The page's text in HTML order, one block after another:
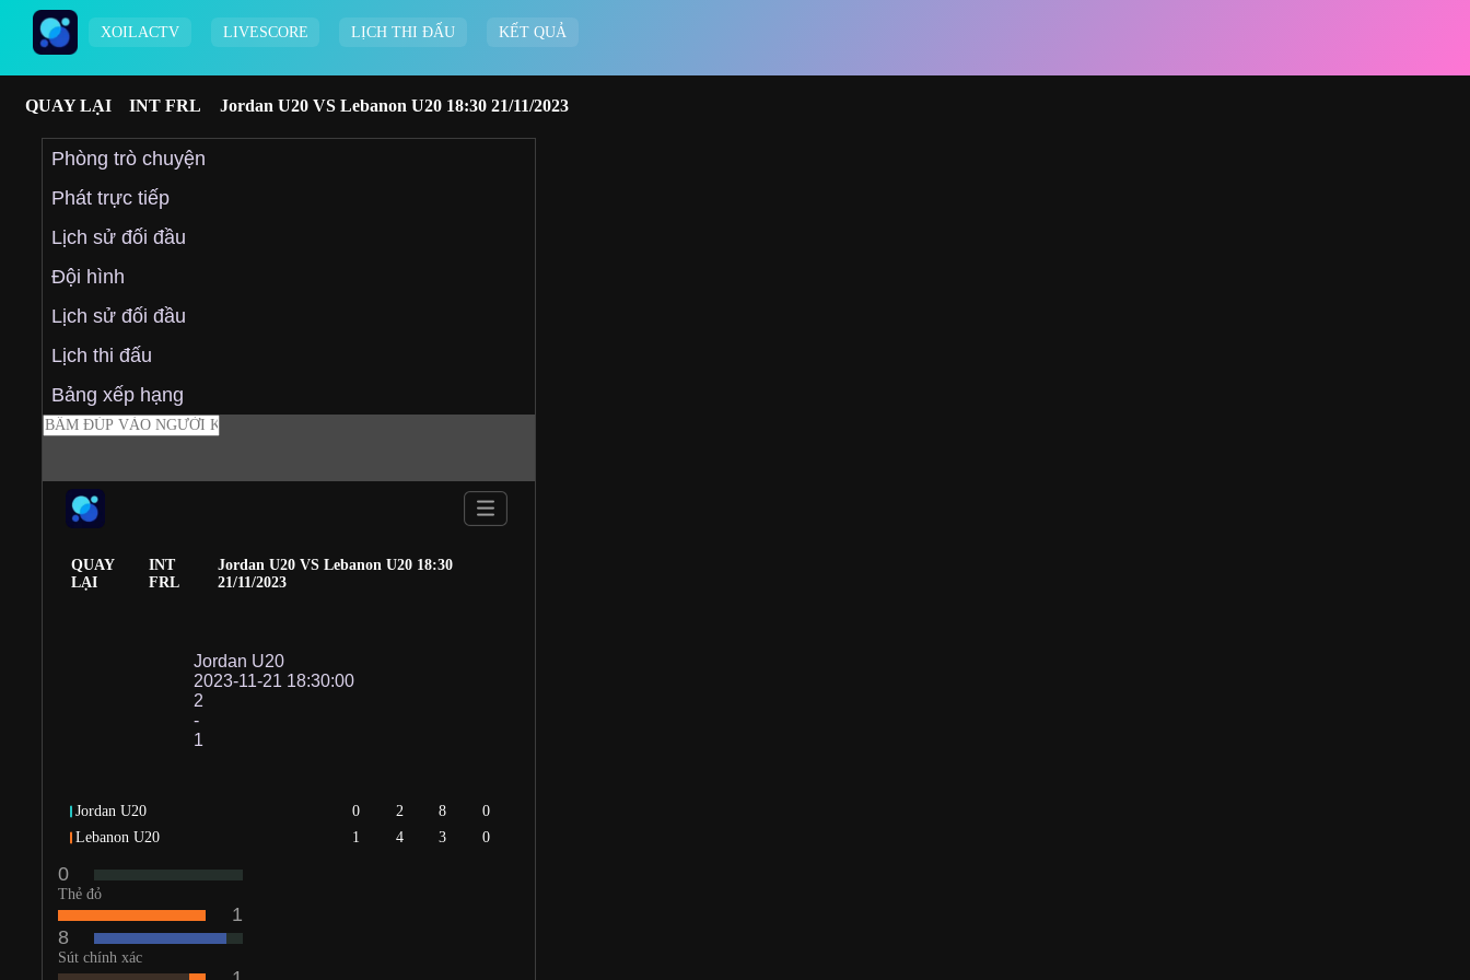
XOILACTV LIVESCORE LỊCH THI ĐẤU KẾT QUẢ
QUAY LẠI INT FRL Jordan U20 VS Lebanon U20 18:30 21/11/2023
Phòng trò chuyện
Phát trực tiếp
Lịch sử đối đầu
Đội hình
Lịch sử đối đầu
Lịch thi đấu
Bảng xếp hạng
Jordan U20 0 2 8
0
Lebanon U20
1 4 3 0
0
Thẻ đỏ
1
8
Sút chính xác